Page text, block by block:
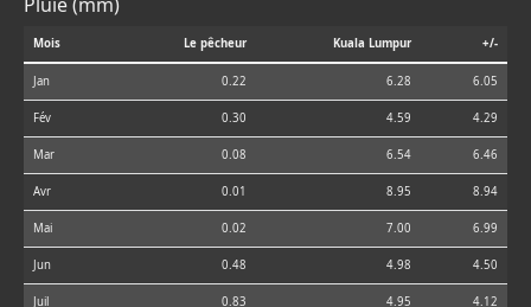
Pluie (mm)
Mois Le pêcheur Kuala Lumpur +/-
Jan 0.22 6.28 6.05
Fév 0.30 4.59 4.29
Mar 0.08 6.54 6.46
Avr 0.01 8.95 8.94
Mai 0.02 7.00 6.99
Jun 0.48 4.98 4.50
Juil 0.83 4.95 4.12